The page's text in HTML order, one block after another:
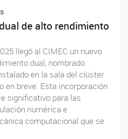
de alto rendimiento
llegó al CIMEC un nuevo
dual, nombrado
en la sala del clúster
en breve. Esta incorporación
significativo para las
numérica e
computacional que se